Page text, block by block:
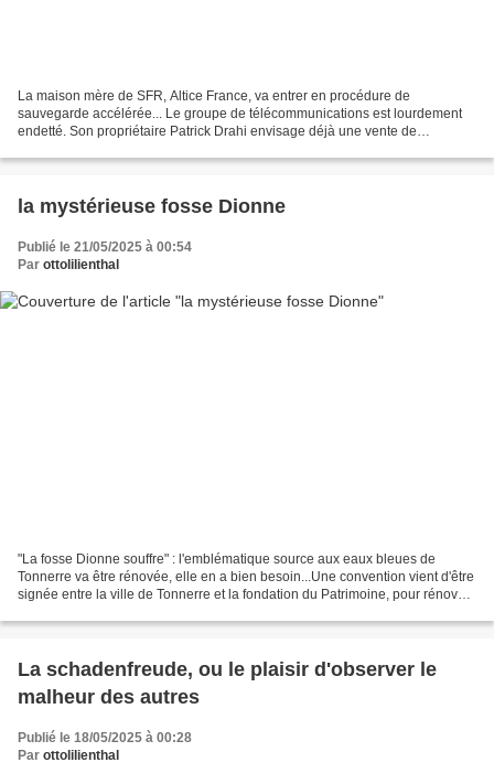
La maison mère de SFR, Altice France, va entrer en procédure de
sauvegarde accélérée... Le groupe de télécommunications est lourdement
endetté. Son propriétaire Patrick Drahi envisage déjà une vente de
la mystérieuse fosse Dionne
Publié le 21/05/2025 à 00:54
Par ottolilienthal
"La fosse Dionne souffre" : l'emblématique source aux eaux bleues de
Tonnerre va être rénovée, elle en a bien besoin...Une convention vient d'être
signée entre la ville de Tonnerre et la fondation du Patrimoine, pour rénover
La schadenfreude, ou le plaisir d'observer le
malheur des autres
Publié le 18/05/2025 à 00:28
Par ottolilienthal